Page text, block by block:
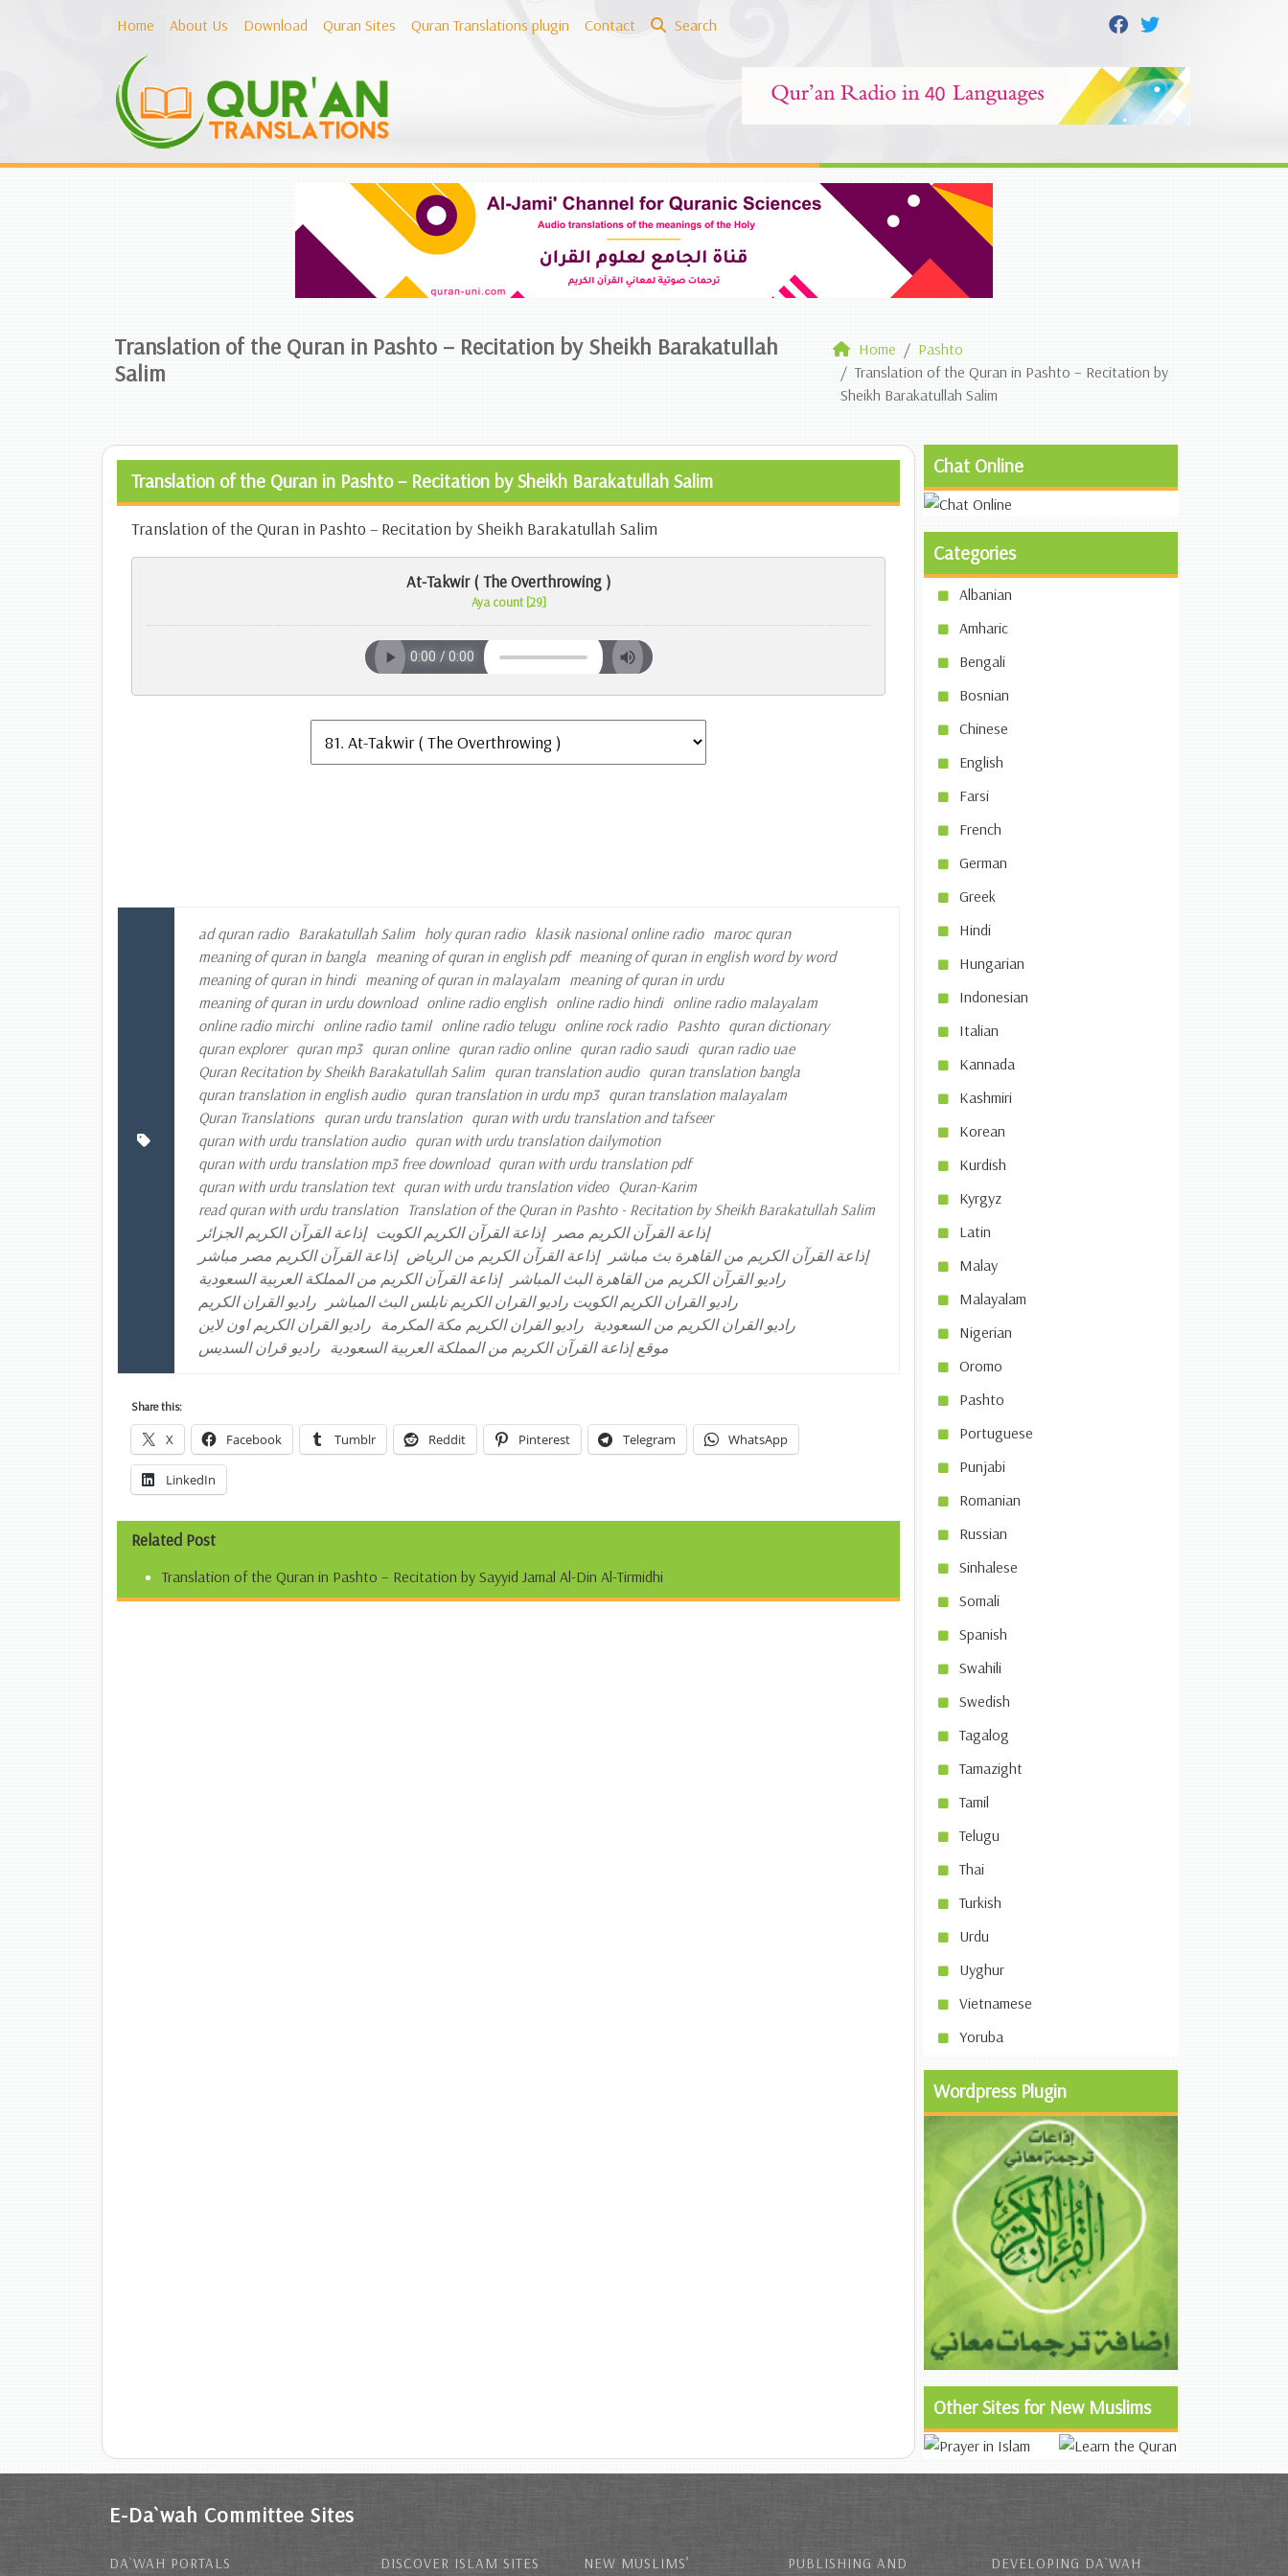
Home About Us Download Quran Sites Quran Translations plugin Contact Search
Translation of the Quran in Pashto – Recitation by Sheikh Barakatullah
Salim
Home
Pashto
Translation of the Quran in Pashto – Recitation by
Sheikh Barakatullah Salim
Translation of the Quran in Pashto – Recitation by Sheikh Barakatullah Salim
Translation of the Quran in Pashto – Recitation by Sheikh Barakatullah Salim
At-Takwir ( The Overthrowing )
Aya count [29]
ad quran radio Barakatullah Salim holy quran radio klasik nasional online radio maroc quran
meaning of quran in bangla meaning of quran in english pdf meaning of quran in english word by word
meaning of quran in hindi meaning of quran in malayalam meaning of quran in urdu
meaning of quran in urdu download online radio english online radio hindi online radio malayalam
online radio mirchi online radio tamil online radio telugu online rock radio Pashto quran dictionary
quran explorer quran mp3 quran online quran radio online quran radio saudi quran radio uae
Quran Recitation by Sheikh Barakatullah Salim quran translation audio quran translation bangla
quran translation in english audio quran translation in urdu mp3 quran translation malayalam
Quran Translations quran urdu translation quran with urdu translation and tafseer
quran with urdu translation audio quran with urdu translation dailymotion
quran with urdu translation mp3 free download quran with urdu translation pdf
quran with urdu translation text quran with urdu translation video Quran-Karim
read quran with urdu translation Translation of the Quran in Pashto - Recitation by Sheikh Barakatullah Salim
إذاعة القرآن الكريم الجزائر إذاعة القرآن الكريم الكويت
إذاعة القرآن الكريم مصر
إذاعة القرآن الكريم مصر مباشر إذاعة القرآن الكريم من الرياض
إذاعة القرآن الكريم من القاهرة بث مباشر
إذاعة القرآن الكريم من المملكة العربية السعودية
راديو القرآن الكريم من القاهرة البث المباشر
راديو القران الكريم
راديو القران الكريم الكويت راديو القران الكريم نابلس البث المباشر
راديو القران الكريم اون لاين راديو القران الكريم مكة المكرمة راديو القران الكريم من السعودية
راديو قران السديس موقع إذاعة القرآن الكريم من المملكة العربية السعودية
Share this:
X Facebook Tumblr Reddit Pinterest Telegram WhatsApp
LinkedIn
Related Post
Translation of the Quran in Pashto – Recitation by Sayyid Jamal Al-Din Al-Tirmidhi
Chat Online
Categories
Albanian
Amharic
Bengali
Bosnian
Chinese
English
Farsi
French
German
Greek
Hindi
Hungarian
Indonesian
Italian
Kannada
Kashmiri
Korean
Kurdish
Kyrgyz
Latin
Malay
Malayalam
Nigerian
Oromo
Pashto
Portuguese
Punjabi
Romanian
Russian
Sinhalese
Somali
Spanish
Swahili
Swedish
Tagalog
Tamazight
Tamil
Telugu
Thai
Turkish
Urdu
Uyghur
Vietnamese
Yoruba
Wordpress Plugin
Other Sites for New Muslims
E-Da`wah Committee Sites
DA`WAH PORTALS DISCOVER ISLAM SITES NEW MUSLIMS’ PUBLISHING AND DEVELOPING DA`WAH